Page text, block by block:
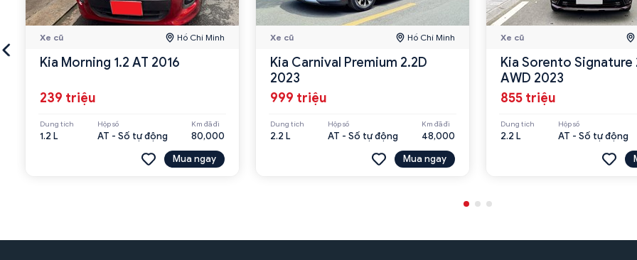
Xe cũ Hồ Chí Minh
Kia Morning 1.2 AT 2016
239 triệu
Dung tích
1.2 L
Hộp số
AT - Số tự động
Km đã đi
80,000
Mua ngay
Xe cũ Hồ Chí Minh
Kia Carnival Premium 2.2D
2023
999 triệu
Dung tích
2.2 L
Hộp số
AT - Số tự động
Km đã đi
48,000
Mua ngay
Xe cũ
Kia Sorento Signature
AWD 2023
855 triệu
Dung tích
2.2 L
Hộp số
AT - Số tự động